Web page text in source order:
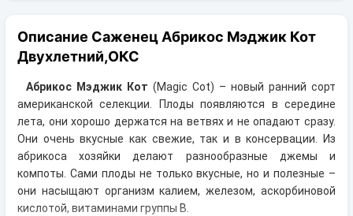
транспортировки вплоть до 14 дней (с учётом
хранения на складе).
На карту приват банка перед отправкой;
По выставленному счёту (реквизитам
юридического лица);
Описание Саженец Абрикос Мэджик Кот
Двухлетний,ОКС
Абрикос Мэджик Кот (Magic Cot) – новый ранний сорт
американской селекции. Плоды появляются в середине
лета, они хорошо держатся на ветвях и не опадают сразу.
Они очень вкусные как свежие, так и в консервации. Из
абрикоса хозяйки делают разнообразные джемы и
компоты. Сами плоды не только вкусные, но и полезные –
они насыщают организм калием, железом, аскорбиновой
кислотой, витаминами группы В.